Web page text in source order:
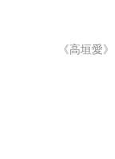
《高垣愛》